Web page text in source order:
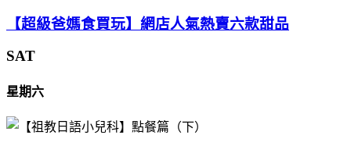
【超級爸媽食買玩】網店人氣熱賣六款甜品
SAT
星期六